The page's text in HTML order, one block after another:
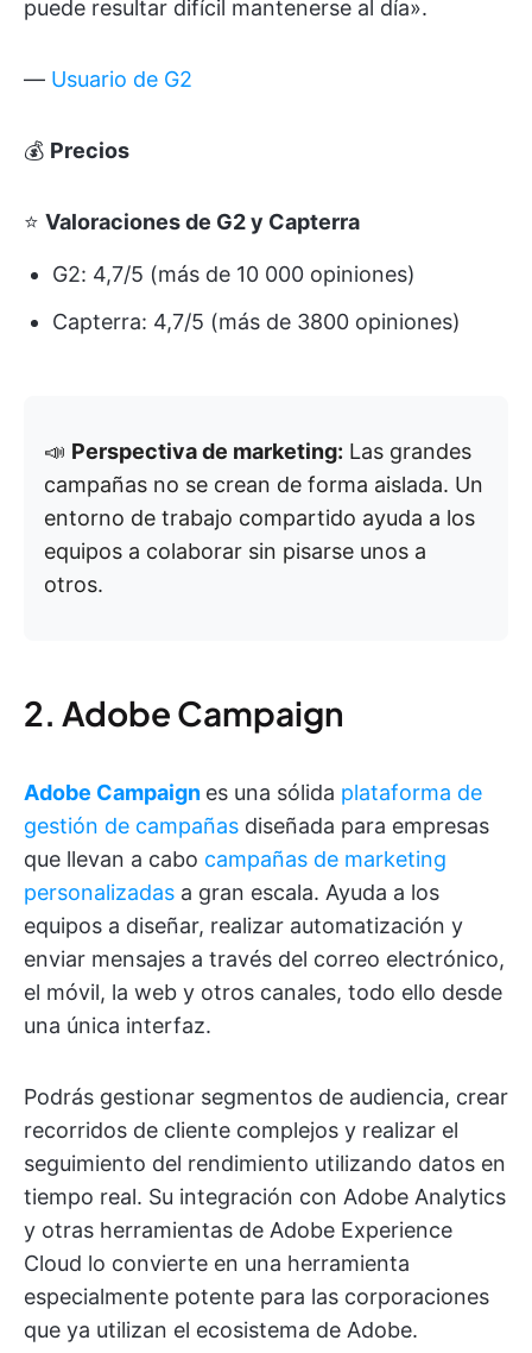
puede resultar difícil mantenerse al día».
— Usuario de G2
💰 Precios
⭐ Valoraciones de G2 y Capterra
G2: 4,7/5 (más de 10 000 opiniones)
Capterra: 4,7/5 (más de 3800 opiniones)
📣 Perspectiva de marketing: Las grandes
campañas no se crean de forma aislada. Un
entorno de trabajo compartido ayuda a los
equipos a colaborar sin pisarse unos a
otros.
2. Adobe Campaign
Adobe Campaign es una sólida plataforma de
gestión de campañas diseñada para empresas
que llevan a cabo campañas de marketing
personalizadas a gran escala. Ayuda a los
equipos a diseñar, realizar automatización y
enviar mensajes a través del correo electrónico,
el móvil, la web y otros canales, todo ello desde
una única interfaz.
Podrás gestionar segmentos de audiencia, crear
recorridos de cliente complejos y realizar el
seguimiento del rendimiento utilizando datos en
tiempo real. Su integración con Adobe Analytics
y otras herramientas de Adobe Experience
Cloud lo convierte en una herramienta
especialmente potente para las corporaciones
que ya utilizan el ecosistema de Adobe.